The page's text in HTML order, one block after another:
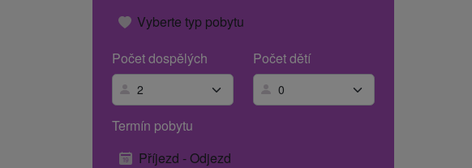
Vyberte typ pobytu
Počet dospělých
Počet dětí
Termín pobytu
Příjezd - Odjezd